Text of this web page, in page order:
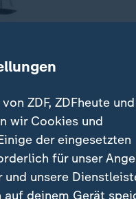
ZDF, ZDFheute
wir Cookies und
der eingesetzten
für unser
unsere
deinem Gerät